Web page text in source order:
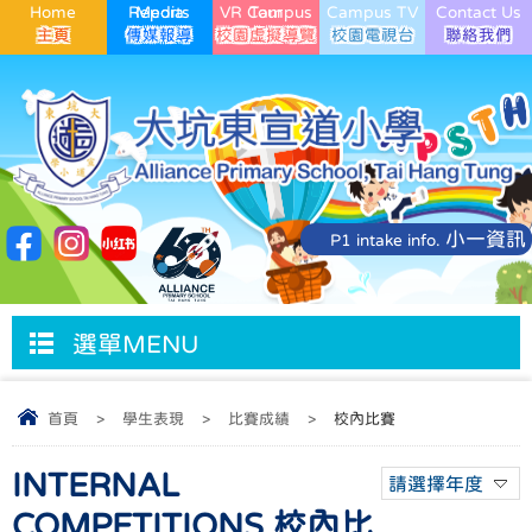
Home Media Reports VR Campus Tour Campus TV Contact Us
P1 intake info. 小一資訊
選單MENU
首頁 > 學生表現 > 比賽成績 > 校內比賽
請選擇年度
INTERNAL